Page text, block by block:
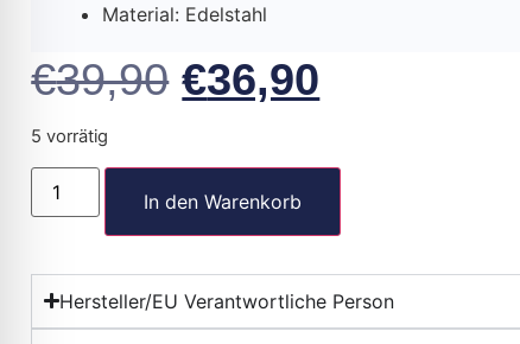
Material: Edelstahl
€39,90 €36,90
5 vorrätig
In den Warenkorb
Hersteller/EU Verantwortliche Person